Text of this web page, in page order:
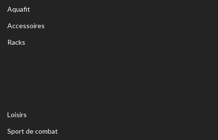
Aquafit
Accessoires
Racks
Loisirs
Sport de combat